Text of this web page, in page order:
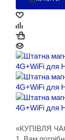
«КУПІВЛЯ